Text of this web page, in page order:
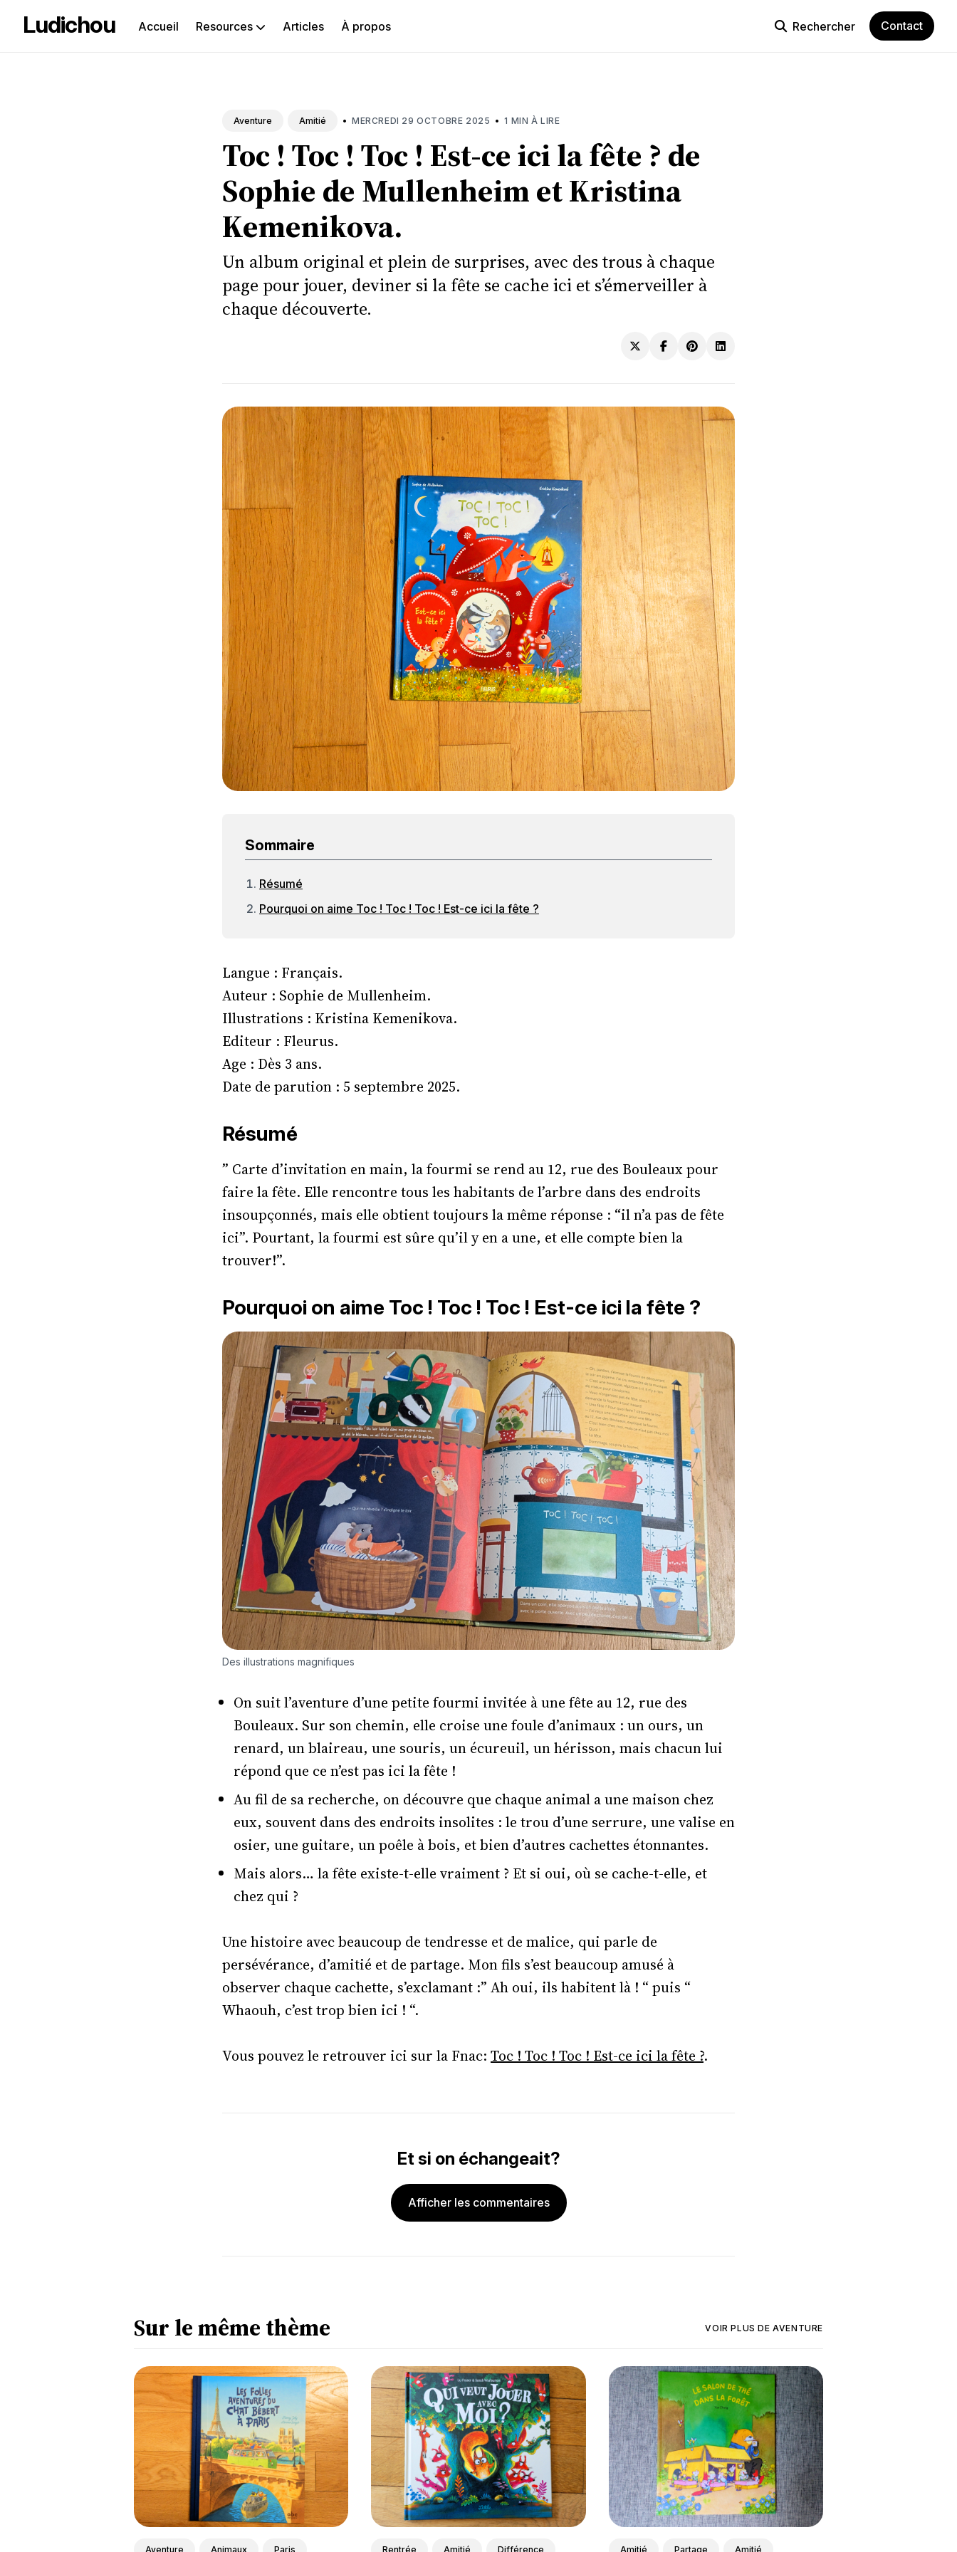
Ludichou Accueil Resources Articles À propos Rechercher Contact
le
Aventure Amitié • MERCREDI 29 OCTOBRE 2025 • 1 MIN À LIRE
Toc ! Toc ! Toc ! Est-ce ici la fête ? de
Sophie de Mullenheim et Kristina
Kemenikova.
Un album original et plein de surprises, avec des trous à chaque
page pour jouer, deviner si la fête se cache ici et s’émerveiller à
chaque découverte.
Sommaire
Résumé
Pourquoi on aime Toc ! Toc ! Toc ! Est-ce ici la fête ?
Langue : Français.
Auteur : Sophie de Mullenheim.
Illustrations : Kristina Kemenikova.
Editeur : Fleurus.
Age : Dès 3 ans.
Date de parution : 5 septembre 2025.
Résumé
” Carte d’invitation en main, la fourmi se rend au 12, rue des Bouleaux pour
faire la fête. Elle rencontre tous les habitants de l’arbre dans des endroits
insoupçonnés, mais elle obtient toujours la même réponse : “il n’a pas de fête
ici”. Pourtant, la fourmi est sûre qu’il y en a une, et elle compte bien la
trouver!”.
Pourquoi on aime Toc ! Toc ! Toc ! Est-ce ici la fête ?
Des illustrations magnifiques
On suit l’aventure d’une petite fourmi invitée à une fête au 12, rue des
Bouleaux. Sur son chemin, elle croise une foule d’animaux : un ours, un
renard, un blaireau, une souris, un écureuil, un hérisson, mais chacun lui
répond que ce n’est pas ici la fête !
Au fil de sa recherche, on découvre que chaque animal a une maison chez
eux, souvent dans des endroits insolites : le trou d’une serrure, une valise en
osier, une guitare, un poêle à bois, et bien d’autres cachettes étonnantes.
Mais alors… la fête existe-t-elle vraiment ? Et si oui, où se cache-t-elle, et
chez qui ?
Une histoire avec beaucoup de tendresse et de malice, qui parle de
persévérance, d’amitié et de partage. Mon fils s’est beaucoup amusé à
observer chaque cachette, s’exclamant :” Ah oui, ils habitent là ! “ puis “
Whaouh, c’est trop bien ici ! “.
Vous pouvez le retrouver ici sur la Fnac: Toc ! Toc ! Toc ! Est-ce ici la fête ?.
Et si on échangeait?
Afficher les commentaires
Sur le même thème VOIR PLUS DE AVENTURE
Aventure Animaux Paris Rentrée Amitié Différence Amitié Partage Amitié